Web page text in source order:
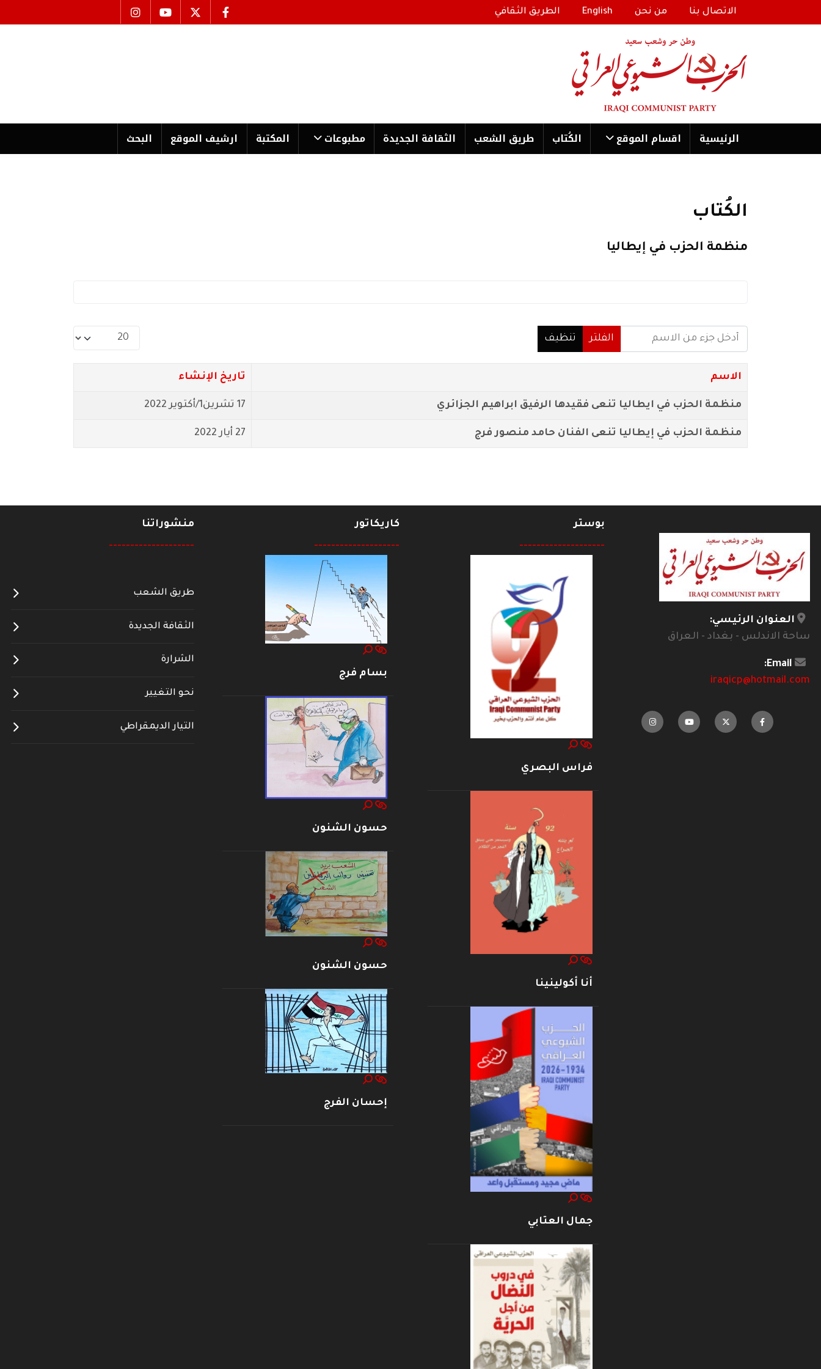
الاتصال بنا من نحن English الطريق الثقافي
الرئیسية اقسام الموقع الكُتاب طریق الشعب الثقافة الجدیدة مطبوعات المكتبة ارشیف الموقع البحث
الكُتاب
منظمة الحزب في إيطاليا
أدخل جزء من الاسم
الفلتر تنظيف
عدد الإظهارات:
الاسم تاريخ الإنشاء
منظمة الحزب في ايطاليا تنعى فقيدها الرفيق ابراهيم الجزائري 17 تشرين1/أكتوير 2022
منظمة الحزب في إيطاليا تنعى الفنان حامد منصور فرج 27 أيار 2022
العنوان الرئيسي:
ساحة الاندلس - بغداد - العراق
Email:
iraqicp@hotmail.com
بوستر
--------------------
فراس البصري
أنا أكولينينا
جمال العتابي
كاريكاتور
--------------------
بسام فرج
حسون الشنون
حسون الشنون
إحسان الفرج
منشوراتنا
--------------------
طريق الشعب
الثقافة الجديدة
الشرارة
نحو التغيير
التيار الديمقراطي